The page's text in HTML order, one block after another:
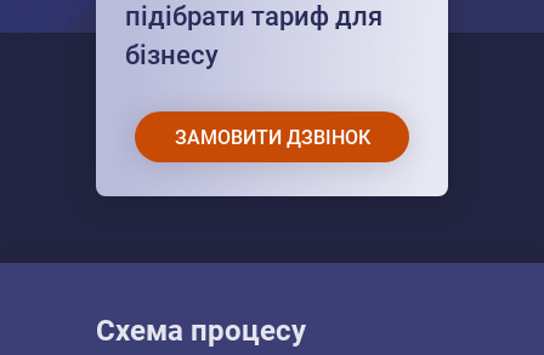
підібрати тариф для
бізнесу
ЗАМОВИТИ ДЗВІНОК
Схема процесу